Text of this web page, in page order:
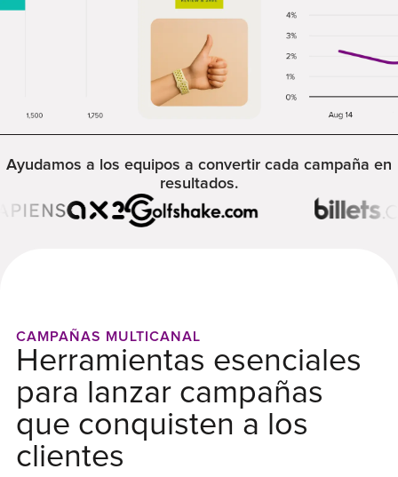
Ayudamos a los equipos a convertir cada campaña en
resultados.
CAMPAÑAS MULTICANAL
Herramientas esenciales
para lanzar campañas
que conquisten a los
clientes